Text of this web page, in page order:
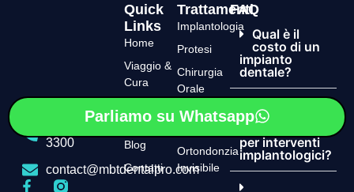
Parliamo su Whatsapp
+355 69 343
3300
contact@mbtdentalpro.com
Trattamenti
Implantologia
Protesi
Chirurgia
Orale
Odontoiatria
Ortondonzia
Invisibile
Quick
Links
Home
Viaggio &
Cura
dentali
Blog
Contatti
FAQ
Qual è il
costo di un
impianto
dentale?
sedute
sono richieste
per interventi
implantologici?